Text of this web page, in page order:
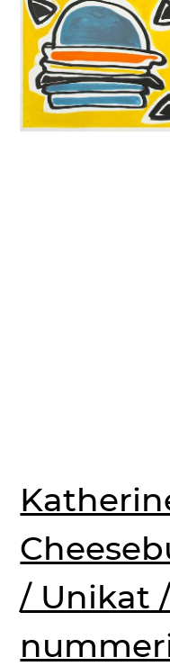
/ Unikat